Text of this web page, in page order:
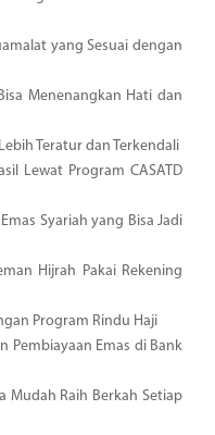
yang Sesuai dengan
Menenangkan Hati dan
Teratur dan Terkendali
Lewat Program CASATD
Syariah yang Bisa Jadi
Hijrah Pakai Rekening
Program Rindu Haji
Pembiayaan Emas di Bank
Mudah Raih Berkah Setiap